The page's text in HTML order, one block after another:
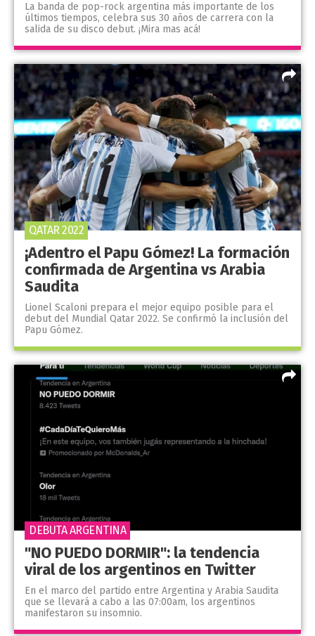
La banda de pop-rock argentina más importante de los
últimos tiempos, celebra sus 30 años de carrera con la
salida de su disco debut. ¡Mira mas acá!
¡Adentro el Papu Gómez! La formación
confirmada de Argentina vs Arabia
Saudita
Lionel Scaloni prepara el mejor equipo posible para el
debut del Mundial Qatar 2022. Se confirmó la inclusión del
Papu Gómez.
QATAR 2022
"NO PUEDO DORMIR": la tendencia
viral de los argentinos en Twitter
En el marco del partido entre Argentina y Arabia Saudita
que se llevará a cabo a las 07:00am, los argentinos
manifestaron su insomnio.
DEBUTA ARGENTINA